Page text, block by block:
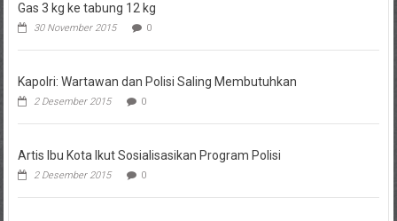
Gas 3 kg ke tabung 12 kg
30 November 2015 0
Kapolri: Wartawan dan Polisi Saling Membutuhkan
2 Desember 2015 0
Artis Ibu Kota Ikut Sosialisasikan Program Polisi
2 Desember 2015 0